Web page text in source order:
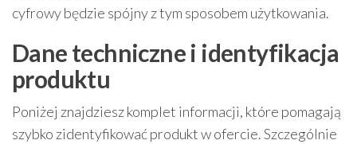
cyfrowy będzie spójny z tym sposobem użytkowania.
Dane techniczne i identyfikacja
produktu
Poniżej znajdziesz komplet informacji, które pomagają
szybko zidentyfikować produkt w ofercie. Szczególnie